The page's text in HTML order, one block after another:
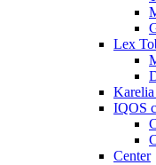
Lex
Karelia
IQOS
Сenter